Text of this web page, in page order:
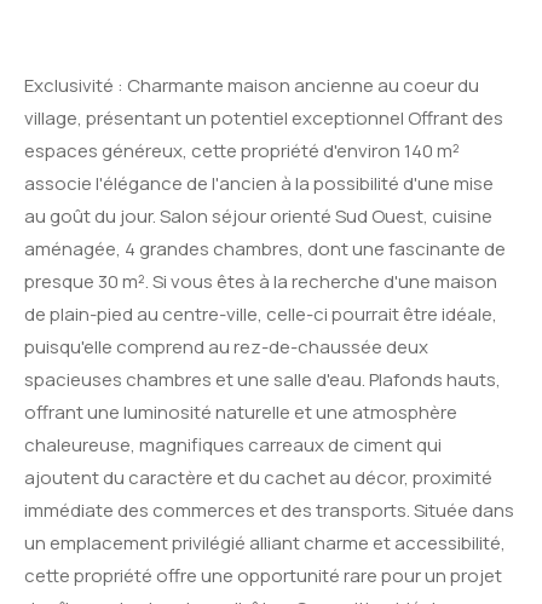
Exclusivité : Charmante maison ancienne au coeur du
village, présentant un potentiel exceptionnel Offrant des
espaces généreux, cette propriété d'environ 140 m²
associe l'élégance de l'ancien à la possibilité d'une mise
au goût du jour. Salon séjour orienté Sud Ouest, cuisine
aménagée, 4 grandes chambres, dont une fascinante de
presque 30 m². Si vous êtes à la recherche d'une maison
de plain-pied au centre-ville, celle-ci pourrait être idéale,
puisqu'elle comprend au rez-de-chaussée deux
spacieuses chambres et une salle d'eau. Plafonds hauts,
offrant une luminosité naturelle et une atmosphère
chaleureuse, magnifiques carreaux de ciment qui
ajoutent du caractère et du cachet au décor, proximité
immédiate des commerces et des transports. Située dans
un emplacement privilégié alliant charme et accessibilité,
cette propriété offre une opportunité rare pour un projet